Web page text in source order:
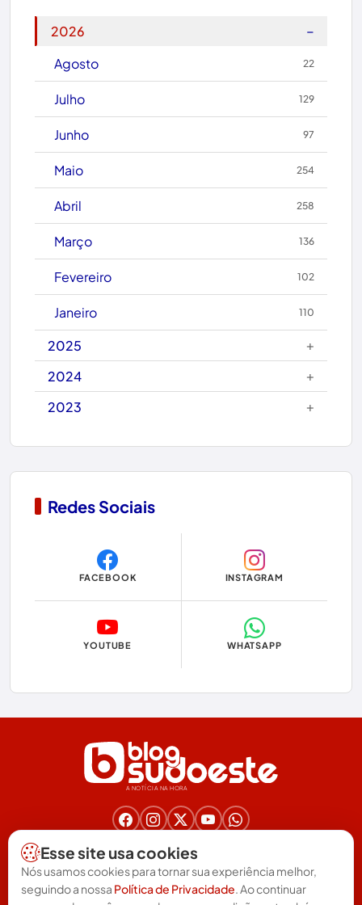
Brumado
Caculé
Caetanos
Caetité
Candiba
Cândido Sales
Caraíbas
Carinhanha
Caturama
Chapada Diamantina
Condeúba
Copa do Mundo 2026
Dom Basílio
Economia
Educação
Eleições 2024
Encruzilhada
Érico Cardoso
Esportes
2026
−
Agosto
22
Julho 129
Junho 97
Maio 254
Abril 258
Março 136
Fevereiro 102
Janeiro 110
2025
+
2024
+
2023
+
Redes Sociais
FACEBOOK INSTAGRAM
YOUTUBE WHATSAPP
A NOTÍCIA NA HORA
(77) 3025-6571
redacao@blogsudoeste.com.br
Esse site usa cookies
Nós usamos cookies para tornar sua experiência melhor,
seguindo a nossa Política de Privacidade. Ao continuar